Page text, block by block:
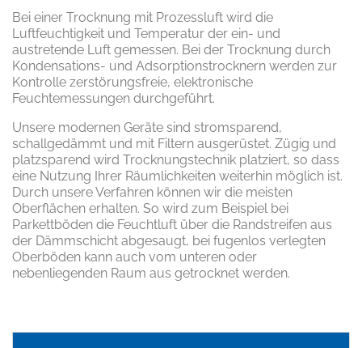
Bei einer Trocknung mit Prozessluft wird die
Luftfeuchtigkeit und Temperatur der ein- und
austretende Luft gemessen. Bei der Trocknung durch
Kondensations- und Adsorptionstrocknern werden zur
Kontrolle zerstörungsfreie, elektronische
Feuchtemessungen durchgeführt.
Unsere modernen Geräte sind stromsparend,
schallgedämmt und mit Filtern ausgerüstet. Zügig und
platzsparend wird Trocknungstechnik platziert, so dass
eine Nutzung Ihrer Räumlichkeiten weiterhin möglich ist.
Durch unsere Verfahren können wir die meisten
Oberflächen erhalten. So wird zum Beispiel bei
Parkettböden die Feuchtluft über die Randstreifen aus
der Dämmschicht abgesaugt, bei fugenlos verlegten
Oberböden kann auch vom unteren oder
nebenliegenden Raum aus getrocknet werden.